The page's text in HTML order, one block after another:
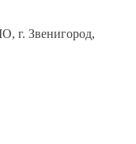
г. Звенигород,